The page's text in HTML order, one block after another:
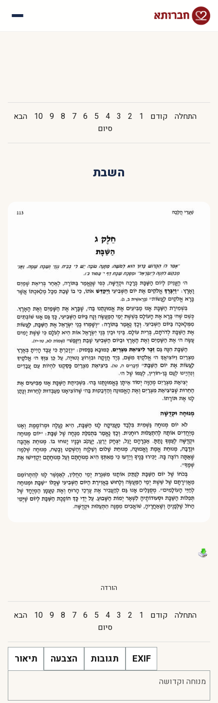
התחלה קודם 1
2
3
4
5
6
7
8
9
10
הבא
סיום
השבת
הורדה
התחלה קודם 1
2
3
4
5
6
7
8
9
10
הבא
סיום
תיאור הצבעה תגובות EXIF
מנוחה וקדושה